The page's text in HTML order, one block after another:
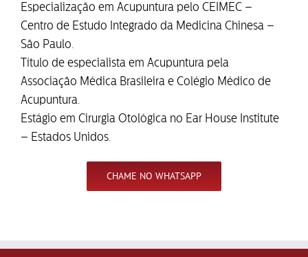
Especialização em Acupuntura pelo CEIMEC –
Centro de Estudo Integrado da Medicina Chinesa –
São Paulo.
Título de especialista em Acupuntura pela
Associação Médica Brasileira e Colégio Médico de
Acupuntura.
Estágio em Cirurgia Otológica no Ear House Institute
– Estados Unidos.
CHAME NO WHATSAPP